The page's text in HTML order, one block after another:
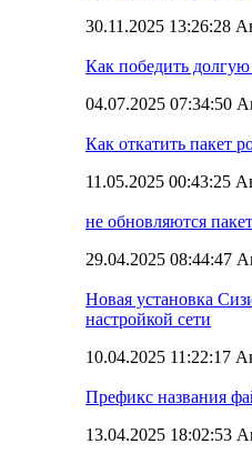
30.11.2025 13:26:28
Как победить долгую
04.07.2025 07:34:50
Как откатить пакет
11.05.2025 00:43:25
не обновляются
29.04.2025 08:44:47
Новая установка
настройкой сети
10.04.2025 11:22:17
Префикс названия
13.04.2025 18:02:53